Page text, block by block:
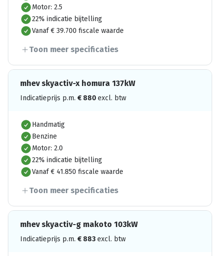
Motor: 2.5
22% indicatie bijtelling
Vanaf € 39.700 fiscale waarde
Toon meer specificaties
mhev skyactiv-x homura 137kW
Indicatieprijs p.m. € 880excl. btw
Handmatig
Benzine
Motor: 2.0
22% indicatie bijtelling
Vanaf € 41.850 fiscale waarde
Toon meer specificaties
mhev skyactiv-g makoto 103kW
Indicatieprijs p.m. € 883excl. btw